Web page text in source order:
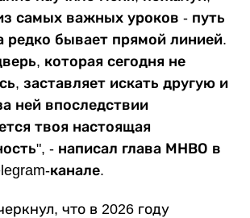
самых важных уроков - путь
редко бывает прямой линией.
которая сегодня не
заставляет искать другую и
ней впоследствии
твоя настоящая
- написал глава МНВО в
канале.
что в 2026 году